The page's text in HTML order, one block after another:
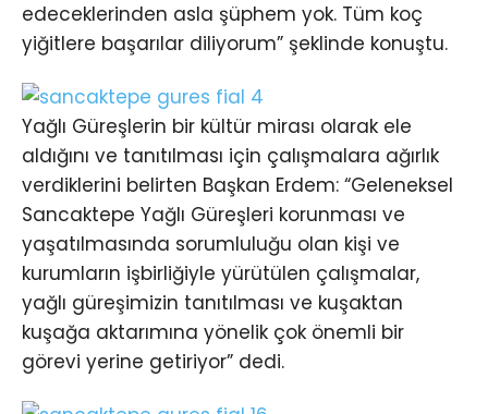
edeceklerinden asla şüphem yok. Tüm koç
yiğitlere başarılar diliyorum” şeklinde konuştu.
Yağlı Güreşlerin bir kültür mirası olarak ele
aldığını ve tanıtılması için çalışmalara ağırlık
verdiklerini belirten Başkan Erdem: “Geleneksel
Sancaktepe Yağlı Güreşleri korunması ve
yaşatılmasında sorumluluğu olan kişi ve
kurumların işbirliğiyle yürütülen çalışmalar,
yağlı güreşimizin tanıtılması ve kuşaktan
kuşağa aktarımına yönelik çok önemli bir
görevi yerine getiriyor” dedi.